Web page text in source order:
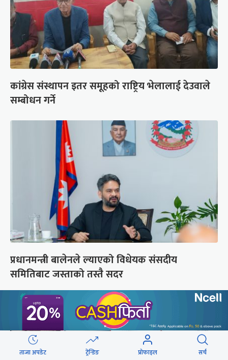
कांग्रेस संस्थापन इतर समूहको राष्ट्रिय भेलालाई देउवाले
सम्बोधन गर्ने
प्रधानमन्त्री बालेनले ल्याएको विधेयक संसदीय
समितिबाट जस्ताको तस्तै सदर
ताजा अपडेट ट्रेन्डिङ प्रोफाइल सर्च